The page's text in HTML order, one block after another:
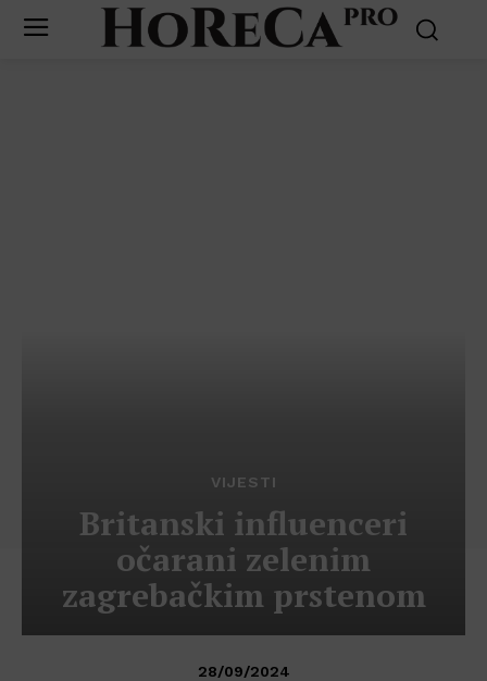
VIJESTI
Britanski influenceri
očarani zelenim
zagrebačkim prstenom
28/09/2024